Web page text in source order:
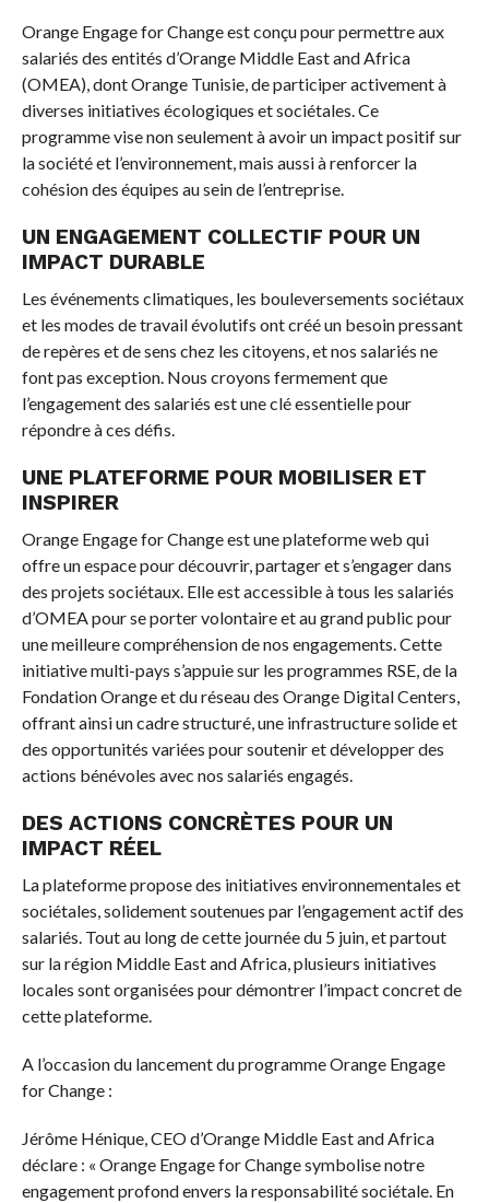
Orange Engage for Change est conçu pour permettre aux
salariés des entités d’Orange Middle East and Africa
(OMEA), dont Orange Tunisie, de participer activement à
diverses initiatives écologiques et sociétales. Ce
programme vise non seulement à avoir un impact positif sur
la société et l’environnement, mais aussi à renforcer la
cohésion des équipes au sein de l’entreprise.
UN ENGAGEMENT COLLECTIF POUR UN
IMPACT DURABLE
Les événements climatiques, les bouleversements sociétaux
et les modes de travail évolutifs ont créé un besoin pressant
de repères et de sens chez les citoyens, et nos salariés ne
font pas exception. Nous croyons fermement que
l’engagement des salariés est une clé essentielle pour
répondre à ces défis.
UNE PLATEFORME POUR MOBILISER ET
INSPIRER
Orange Engage for Change est une plateforme web qui
offre un espace pour découvrir, partager et s’engager dans
des projets sociétaux. Elle est accessible à tous les salariés
d’OMEA pour se porter volontaire et au grand public pour
une meilleure compréhension de nos engagements. Cette
initiative multi-pays s’appuie sur les programmes RSE, de la
Fondation Orange et du réseau des Orange Digital Centers,
offrant ainsi un cadre structuré, une infrastructure solide et
des opportunités variées pour soutenir et développer des
actions bénévoles avec nos salariés engagés.
DES ACTIONS CONCRÈTES POUR UN
IMPACT RÉEL
La plateforme propose des initiatives environnementales et
sociétales, solidement soutenues par l’engagement actif des
salariés. Tout au long de cette journée du 5 juin, et partout
sur la région Middle East and Africa, plusieurs initiatives
locales sont organisées pour démontrer l’impact concret de
cette plateforme.
A l’occasion du lancement du programme Orange Engage
for Change :
Jérôme Hénique, CEO d’Orange Middle East and Africa
déclare : « Orange Engage for Change symbolise notre
engagement profond envers la responsabilité sociétale. En